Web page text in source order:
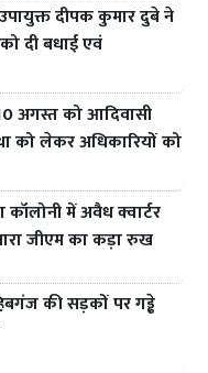
दीपक कुमार दुबे ने
दी बधाई एवं
अगस्त को आदिवासी
को लेकर अधिकारियों को
में अवैध क्वार्टर
जीएम का कड़ा रुख
की सड़कों पर गड्ढे